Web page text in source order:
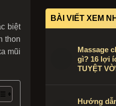
biệt
thon
mũi
BÀI VIẾT XEM
Massage
gì? 16 lợi
TUYỆT
Hướng